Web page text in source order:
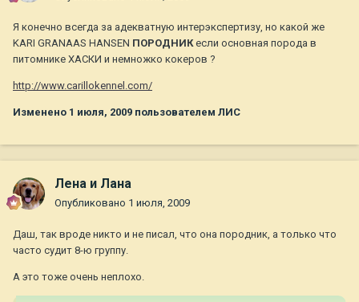
Я конечно всегда за адекватную интерэкспертизу, но какой же
KARI GRANAAS HANSEN ПОРОДНИКесли основная порода в
питомнике ХАСКИ и немножко кокеров ?
http://www.carillokennel.com/
Изменено 1 июля, 2009 пользователем ЛИС
Лена и Лана
Опубликовано 1 июля, 2009
Даш, так вроде никто и не писал, что она породник, а только что
часто судит 8-ю группу.
А это тоже очень неплохо.